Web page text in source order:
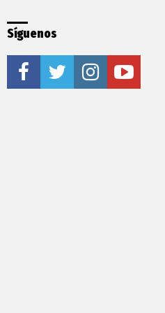
Síguenos
facebooktwitter instagramyoutube